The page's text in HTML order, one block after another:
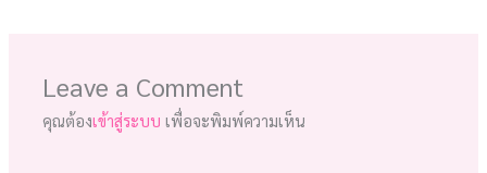
Leave a Comment
คุณต้องเข้าสู่ระบบ เพื่อจะพิมพ์ความเห็น